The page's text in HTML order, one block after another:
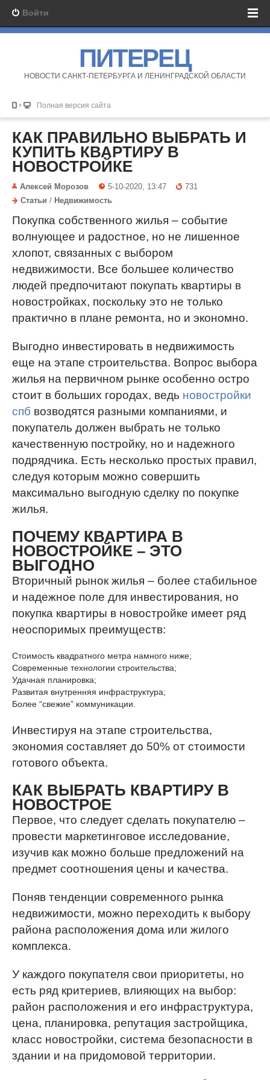
Войти
ПИТЕРЕЦ
НОВОСТИ САНКТ-ПЕТЕРБУРГА И ЛЕНИНГРАДСКОЙ ОБЛАСТИ
Полная версия сайта
КАК ПРАВИЛЬНО ВЫБРАТЬ И
КУПИТЬ КВАРТИРУ В
НОВОСТРОЙКЕ
Алексей Морозов 5-10-2020, 13:47
731
Статьи / Недвижимость
Покупка собственного жилья – событие
волнующее и радостное, но не лишенное
хлопот, связанных с выбором
недвижимости. Все большее количество
людей предпочитают покупать квартиры в
новостройках, поскольку это не только
практично в плане ремонта, но и экономно.
Выгодно инвестировать в недвижимость
еще на этапе строительства. Вопрос выбора
жилья на первичном рынке особенно остро
стоит в больших городах, ведь новостройки
спб возводятся разными компаниями, и
покупатель должен выбрать не только
качественную постройку, но и надежного
подрядчика. Есть несколько простых правил,
следуя которым можно совершить
максимально выгодную сделку по покупке
жилья.
ПОЧЕМУ КВАРТИРА В
НОВОСТРОЙКЕ – ЭТО
ВЫГОДНО
Вторичный рынок жилья – более стабильное
и надежное поле для инвестирования, но
покупка квартиры в новостройке имеет ряд
неоспоримых преимуществ:
Стоимость квадратного метра намного ниже;
Современные технологии строительства;
Удачная планировка;
Развитая внутренняя инфраструктура;
Более “свежие” коммуникации.
Инвестируя на этапе строительства,
экономия составляет до 50% от стоимости
готового объекта.
КАК ВЫБРАТЬ КВАРТИРУ В
НОВОСТРОЕ
Первое, что следует сделать покупателю –
провести маркетинговое исследование,
изучив как можно больше предложений на
предмет соотношения цены и качества.
Поняв тенденции современного рынка
недвижимости, можно переходить к выбору
района расположения дома или жилого
комплекса.
У каждого покупателя свои приоритеты, но
есть ряд критериев, влияющих на выбор:
район расположения и его инфраструктура,
цена, планировка, репутация застройщика,
класс новостройки, система безопасности в
здании и на придомовой территории.